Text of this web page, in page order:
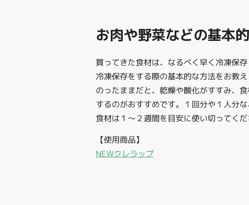
お肉や野菜などの基本
買ってきた食材は、なるべく早く冷凍保
冷凍保存をする際の基本的な方法をお教
のったままだと、乾燥や酸化がすすみ、
するのがおすすめです。１回分や１人分
食材は１～２週間を目安に使い切ってくだ
【使用商品】
NEWクレラップ